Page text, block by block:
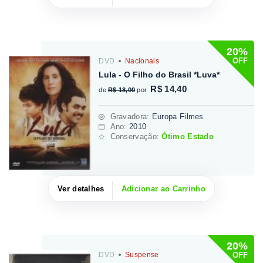
20%
OFF
DVD Nacionais
Lula - O Filho do Brasil *Luva*
de R$ 18,00 por R$ 14,40
Gravadora: Europa Filmes
Ano: 2010
Conservação:Ótimo Estado
Ver detalhes Adicionar ao Carrinho
20%
OFF
DVD Suspense